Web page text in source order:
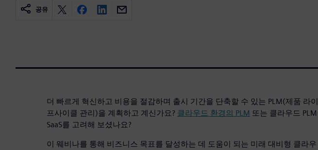
공유
더 빠르게 혁신하고 비용을 절감하며 출시 기간을 단축할 수 있는 PLM(제품 라이
프사이클 관리)을 계획하고 계신가요? 클라우드 환경의 PLM 또는 클라우드 PLM
SaaS를 고려해 보셨나요?
이 웨비나를 통해 비즈니스 목표를 달성하는 데 도움이 되는 미래 대비형 클라우